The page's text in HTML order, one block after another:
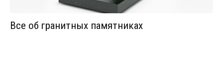
Все об гранитных памятниках